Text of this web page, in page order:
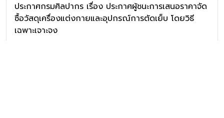
ประกาศกรมศิลปากร เรื่อง ประกาศผู้ชนะการเสนอราคาจัด
ซื้อวัสดุเครื่องแต่งกายและอุปกรณ์การตัดเย็บ โดยวิธี
เฉพาะเจาะจง